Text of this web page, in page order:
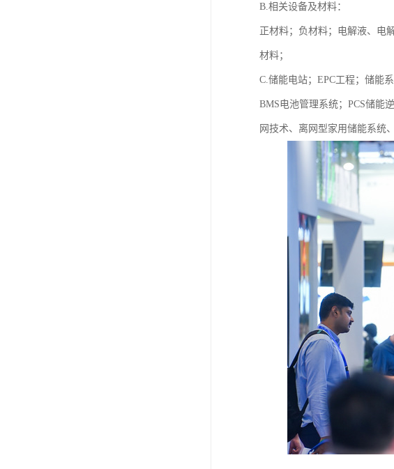
B.相关设备及材料：
正材料；负材料；电解液、电
材料；
C.储能电站；EPC工程；储能系
BMS电池管理系统；PCS储能
网技术、离网型家用储能系统